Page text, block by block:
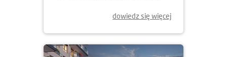
dowiedz się więcej